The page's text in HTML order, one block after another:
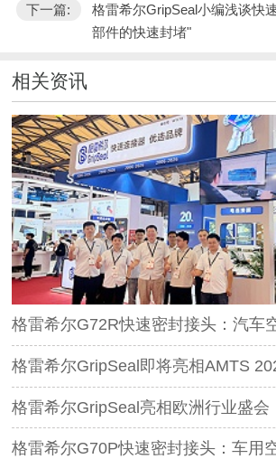
下一篇:
格雷希尔GripSeal小编浅谈快
部件的快速封堵"
相关资讯
格雷希尔G72R快速密封接头：汽车空调异型
格雷希尔GripSeal即将亮相AMTS 2026上海展，以密封技
格雷希尔GripSeal亮相欧洲行业盛会，以快速密封技术赋能
格雷希尔G70P快速密封接头：车用空调气密测